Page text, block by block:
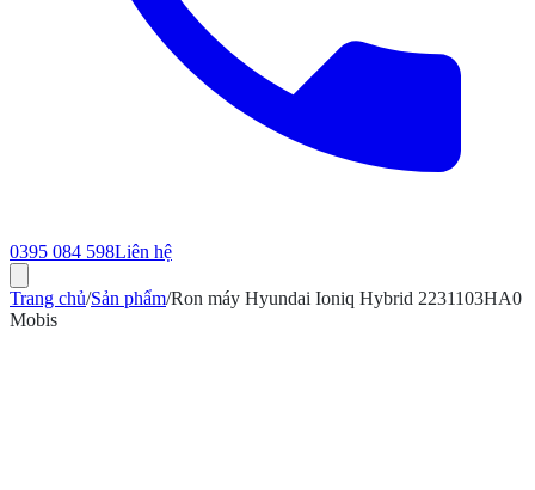
0395 084 598Liên hệ
Trang chủ/Sản phẩm/Ron máy Hyundai Ioniq Hybrid 2231103HA0
Mobis